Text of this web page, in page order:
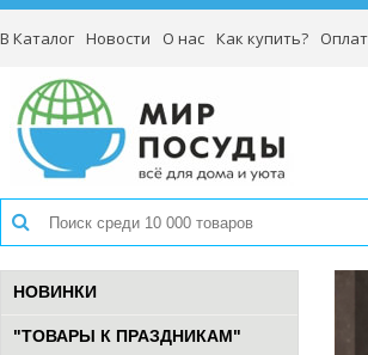
В Каталог Новости О нас Как купить?
НОВИНКИ
"ТОВАРЫ К ПРАЗДНИКАМ"